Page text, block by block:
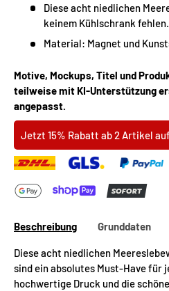
Diese acht niedlichen
keinem Kühlschrank fehlen.
Material: Magnet und
Motive, Mockups, Titel und
teilweise mit KI-Unterstützung
angepasst.
Jetzt 15% Rabatt ab 2 Artikel
Beschreibung Grunddaten
Diese acht niedlichen
sind ein absolutes Must-Have für
hochwertige Druck und die